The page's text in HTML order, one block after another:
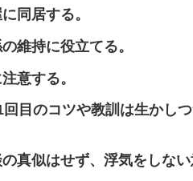
同居する。
維持に役立てる。
意する。
目のコツや教訓は生かし
真似はせず、浮気をしない